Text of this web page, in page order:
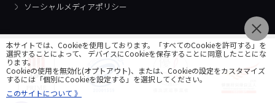
ソーシャルメディアポリシー
本サイトでは、Cookieを使用しております。「すべてのCookieを許可する」を
選択することによって、 デバイスにCookieを保存することに同意したことにな
ります。
Cookieの使用を無効化(オプトアウト)、または、Cookieの設定をカスタマイズ
するには「個別にCookieを設定する」を選択してください。
このサイトについて 》